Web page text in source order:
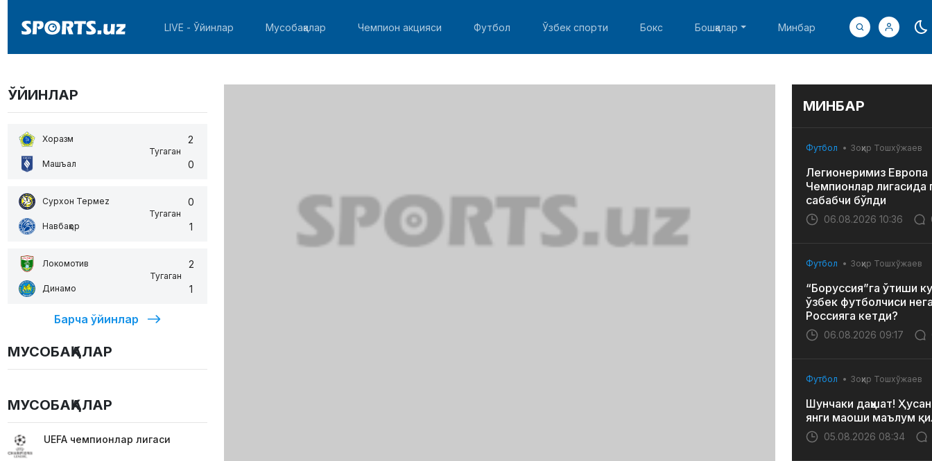
LIVE - Ўйинлар Мусобақалар Чемпион акцияси Футбол Ўзбек спорти Бокс Бошқалар Минбар
ЎЙИНЛАР
Хоразм
Машъал
Тугаган
2
0
Сурхон Термеz
Навбаҳор
Тугаган
0
1
Локомотив
Динамо
Тугаган
2
1
Барча ўйинлар
МУСОБАҚАЛАР
МУСОБАҚАЛАР
UEFA чемпионлар лигаси
МИНБАР
Футбол Зоҳир Тошхўжаев
Легионеримиз Европа
Чемпионлар лигасида
сабабчи бўлди
06.08.2026 10:36
Футбол Зоҳир Тошхўжаев
“Боруссия”га ўтиши
ўзбек футболчиси
Россияга кетди?
06.08.2026 09:17
Футбол Зоҳир Тошхўжаев
Шунчаки даҳшат!
янги маоши маълум
05.08.2026 08:34